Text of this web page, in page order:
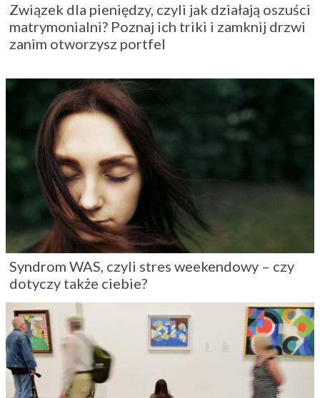
Związek dla pieniędzy, czyli jak działają oszuści
matrymonialni? Poznaj ich triki i zamknij drzwi
zanim otworzysz portfel
Syndrom WAS, czyli stres weekendowy – czy
dotyczy także ciebie?